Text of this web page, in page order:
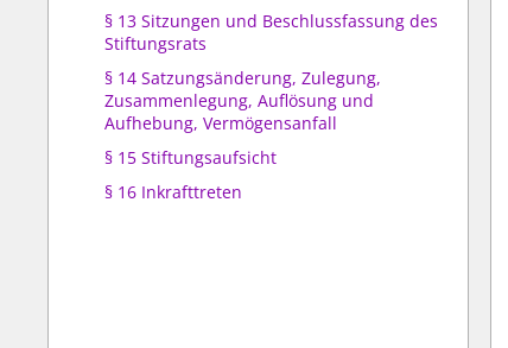
§ 13 Sitzungen und Beschlussfassung des
Stiftungsrats
§ 14 Satzungsänderung, Zulegung,
Zusammenlegung, Auflösung und
Aufhebung, Vermögensanfall
§ 15 Stiftungsaufsicht
§ 16 Inkrafttreten